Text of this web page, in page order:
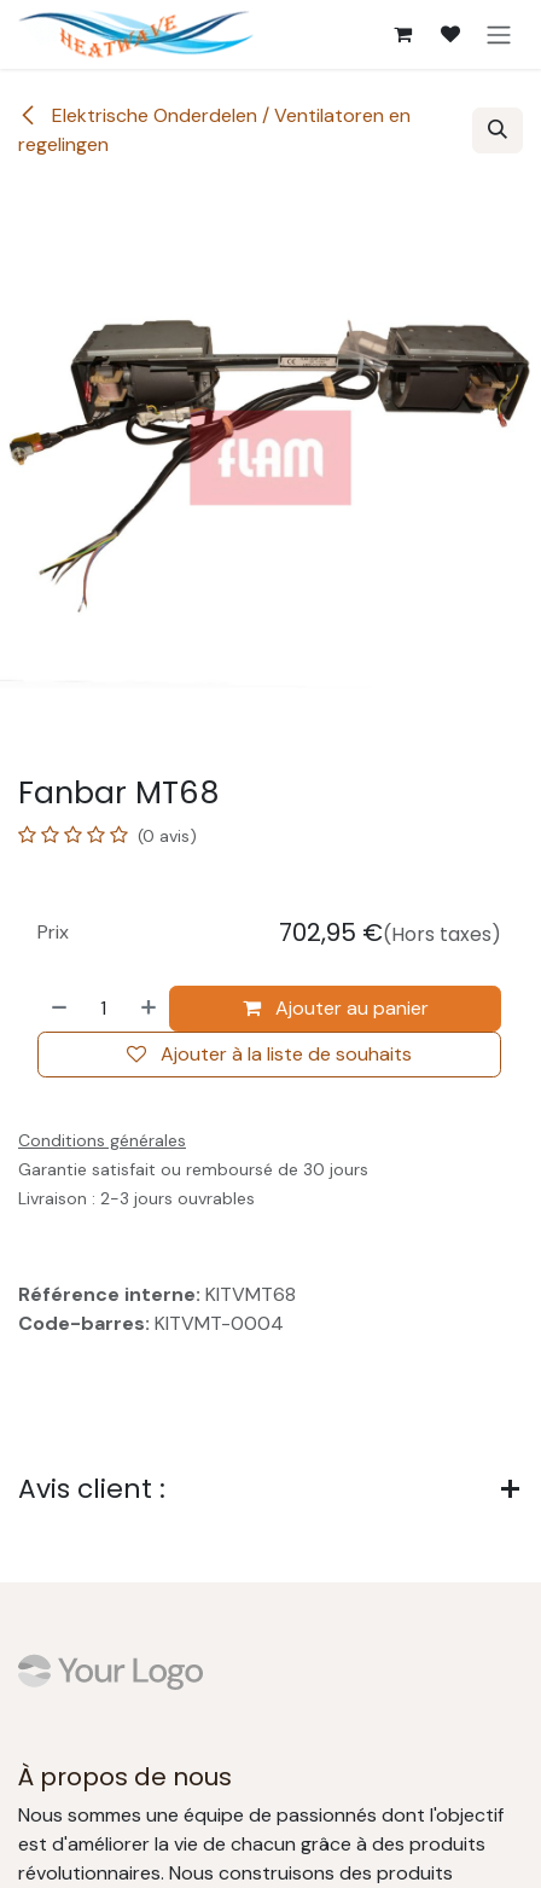
Se rendre au contenu
Elektrische Onderdelen / Ventilatoren en
regelingen
Fanbar MT68
(0 avis)
Ajouter au panier
Ajouter à la liste de souhaits
Prix 702,95 €(Hors taxes)
Conditions générales
Garantie satisfait ou remboursé de 30 jours
Livraison : 2-3 jours ouvrables
Référence interne: KITVMT68
Code-barres: KITVMT-0004
Avis client :
À propos de nous
Nous sommes une équipe de passionnés dont l'objectif
est d'améliorer la vie de chacun grâce à des produits
révolutionnaires. Nous construisons des produits